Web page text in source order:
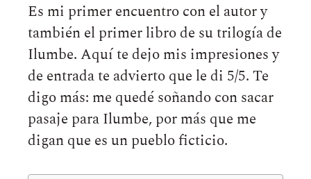
Es mi primer encuentro con el autor y
también el primer libro de su trilogía de
Ilumbe. Aquí te dejo mis impresiones y
de entrada te advierto que le di 5/5. Te
digo más: me quedé soñando con sacar
pasaje para Ilumbe, por más que me
digan que es un pueblo ficticio.